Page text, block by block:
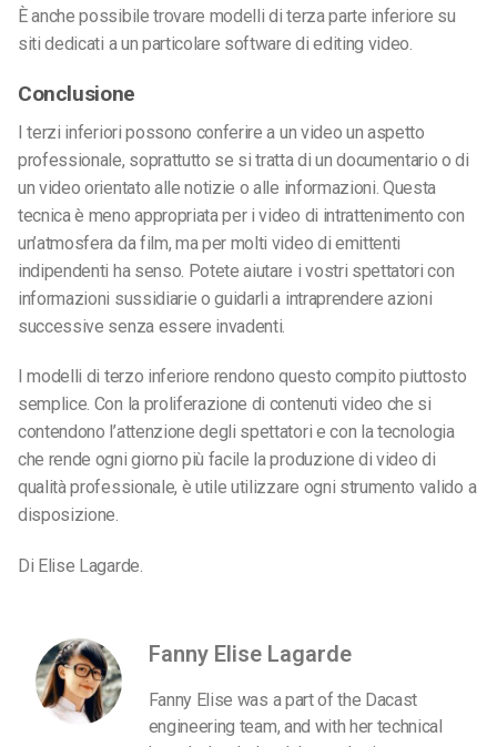
È anche possibile trovare modelli di terza parte inferiore su
siti dedicati a un particolare software di editing video.
Conclusione
I terzi inferiori possono conferire a un video un aspetto
professionale, soprattutto se si tratta di un documentario o di
un video orientato alle notizie o alle informazioni. Questa
tecnica è meno appropriata per i video di intrattenimento con
un’atmosfera da film, ma per molti video di emittenti
indipendenti ha senso. Potete aiutare i vostri spettatori con
informazioni sussidiarie o guidarli a intraprendere azioni
successive senza essere invadenti.
I modelli di terzo inferiore rendono questo compito piuttosto
semplice. Con la proliferazione di contenuti video che si
contendono l’attenzione degli spettatori e con la tecnologia
che rende ogni giorno più facile la produzione di video di
qualità professionale, è utile utilizzare ogni strumento valido a
disposizione.
Di Elise Lagarde.
Fanny Elise Lagarde
Fanny Elise was a part of the Dacast
engineering team, and with her technical